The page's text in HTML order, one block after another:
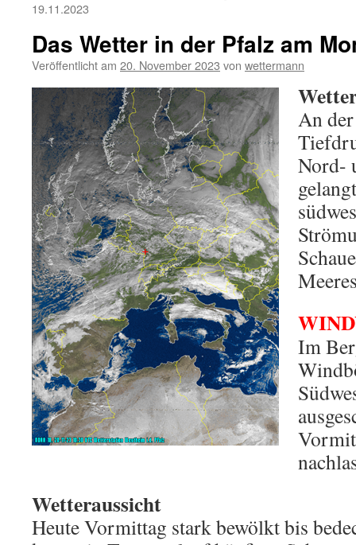
19.11.2023
Das Wetter in der Pfalz am
Veröffentlicht am 20. November 2023 von wettermann
An
Nord-
Im
Wetteraussicht
Heute Vormittag stark bewölkt bis